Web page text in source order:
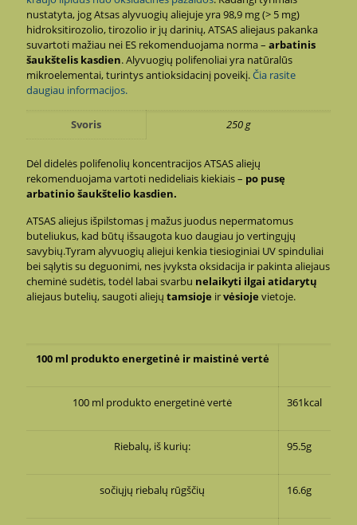
nustatyta, jog Atsas alyvuogių aliejuje yra 98,9 mg (> 5 mg)
hidroksitirozolio, tirozolio ir jų darinių, ATSAS aliejaus pakanka
suvartoti mažiau nei ES rekomenduojama norma – arbatinis
šaukštelis kasdien. Alyvuogių polifenoliai yra natūralūs
mikroelementai, turintys antioksidacinį poveikį.Čia rasite
daugiau informacijos.
Svoris 250 g
Dėl didelės polifenolių koncentracijos ATSAS aliejų
rekomenduojama vartoti nedideliais kiekiais – po pusę
arbatinio šaukštelio kasdien.
ATSAS aliejus išpilstomas į mažus juodus nepermatomus
buteliukus, kad būtų išsaugota kuo daugiau jo vertingųjų
savybių.Tyram alyvuogių aliejui kenkia tiesioginiai UV spinduliai
bei sąlytis su deguonimi, nes įvyksta oksidacija ir pakinta aliejaus
cheminė sudėtis, todėl labai svarbu nelaikyti ilgai atidarytų
aliejaus butelių, saugoti aliejų tamsioje irvėsioje vietoje.
100 ml produkto energetinė ir maistinė vertė
100 ml produkto energetinė vertė 361kcal
Riebalų, iš kurių: 95.5g
sočiųjų riebalų rūgščių 16.6g